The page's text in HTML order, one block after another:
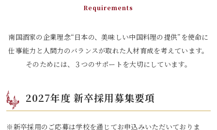
Requirements
南国酒家の企業理念“日本の、美味しい中国料理の提供”を使命に
仕事能力と 人間力のバランスが取れた人材育成を考えています。
そのためには、３つのサポートを大切にしています。
2027年度 新卒採用募集要項
※新卒採用のご応募は学校を通じてお申込みいただいておりま